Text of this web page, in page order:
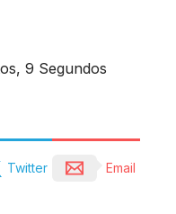
9 Segundos
Twitter Email